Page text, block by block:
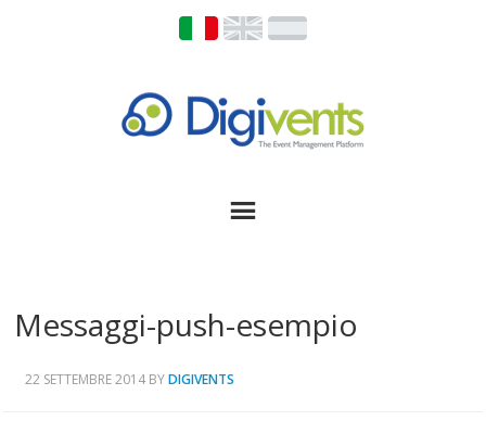
Messaggi-push-esempio
22 SETTEMBRE 2014 BYDIGIVENTS